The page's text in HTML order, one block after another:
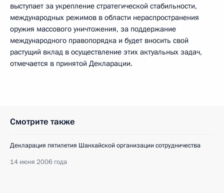
выступает за укрепление стратегической стабильности,
международных режимов в области нераспространения
оружия массового уничтожения, за поддержание
международного правопорядка и будет вносить свой
растущий вклад в осуществление этих актуальных задач,
отмечается в принятой Декларации.
Смотрите также
Декларация пятилетия Шанхайской организации сотрудничества
14 июня 2006 года